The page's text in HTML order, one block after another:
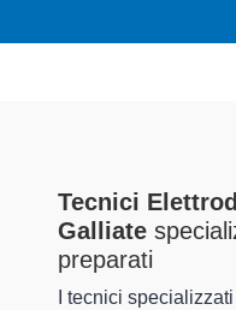
Tecnici
Galliate
preparati
I tecnici